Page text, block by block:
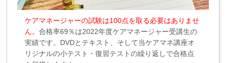
ケアマネージャーの試験は100点を取る必要はありませ
ん。合格率69％は2022年度ケアマネージャー受講生の
実績です。DVDとテキスト、そして当ケアマネ講座オ
リジナルの小テスト・復習テストの繰り返しで合格点